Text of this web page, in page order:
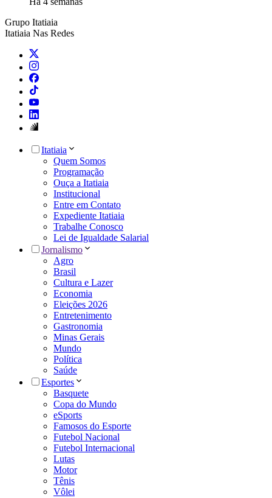
Grupo Itatiaia
Itatiaia Nas Redes
Itatiaia
Quem Somos
Programação
Ouça a Itatiaia
Institucional
Entre em Contato
Expediente Itatiaia
Trabalhe Conosco
Lei de Igualdade Salarial
Jornalismo
Agro
Brasil
Cultura e Lazer
Economia
Eleições 2026
Entretenimento
Gastronomia
Minas Gerais
Mundo
Política
Saúde
Esportes
Basquete
Copa do Mundo
eSports
Famosos do Esporte
Futebol Nacional
Futebol Internacional
Lutas
Motor
Tênis
Vôlei